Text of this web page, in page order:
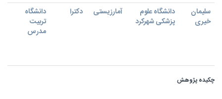
سلیمان
خیری
دانشگاه علوم
پزشکی شهرکرد
آمارزیستی دکترا
دانشگاه
تربیت
مدرس
چکیده پژوهش